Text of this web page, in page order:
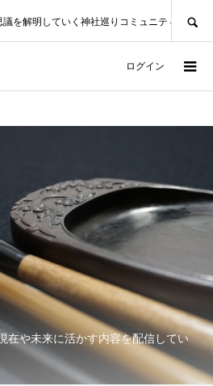
を解明していく神社巡りコミュニティ
ログイン
在や未来に活かす内容を配信してい